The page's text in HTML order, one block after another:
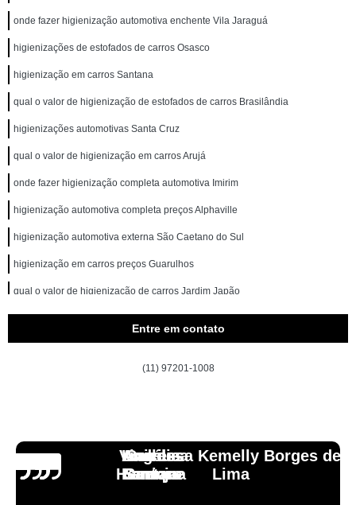
onde fazer higienização automotiva enchente Vila Jaraguá
higienizações de estofados de carros Osasco
higienização em carros Santana
qual o valor de higienização de estofados de carros Brasilândia
higienizações automotivas Santa Cruz
qual o valor de higienização em carros Arujá
onde fazer higienização completa automotiva Imirim
higienização automotiva completa preços Alphaville
higienização automotiva externa São Caetano do Sul
higienização em carros preços Guarulhos
qual o valor de higienização de carros Jardim Japão
higienizações carros Alto do Pari
higienizações automotivas Parque Mandaqui
qual o valor de higienização automotiva enchente Caierias
higienização em carros Vila Mazzei
Entre em contato
(11) 97201-1008
Angélica
Santana
Andressa Kemelly Borges de
Lima
Carlos
Henrique
Vinicius
Laranja
Lourdes
Santoro